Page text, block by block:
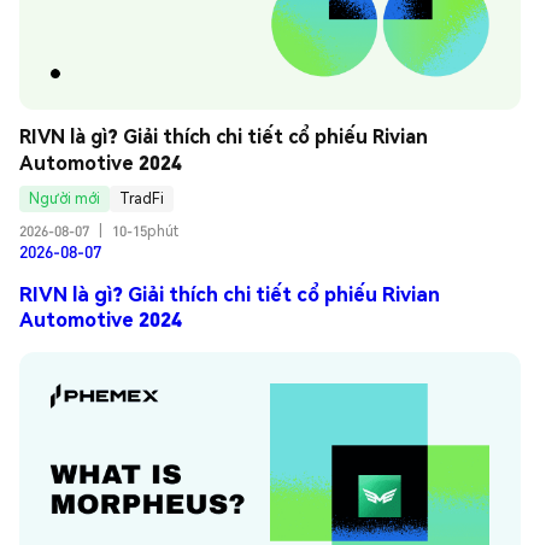
RIVN là gì? Giải thích chi tiết cổ phiếu Rivian
Automotive 2024
Người mới
TradFi
2026-08-07
10-15phút
2026-08-07
RIVN là gì? Giải thích chi tiết cổ phiếu Rivian
Automotive 2024